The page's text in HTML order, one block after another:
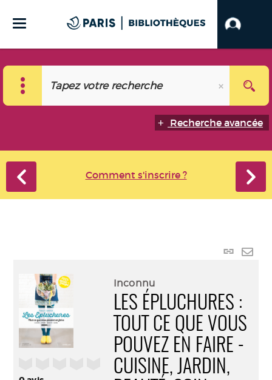
Recherche avancée
Comment s'inscrire ?
Lien
Inconnu
LES ÉPLUCHURES :
TOUT CE QUE VOUS
POUVEZ EN FAIRE -
CUISINE, JARDIN,